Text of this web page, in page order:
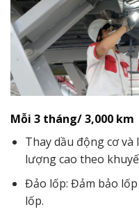
Mỗi 3 tháng/ 3,000 km
Thay dầu động cơ và
lượng cao theo
Đảo lốp: Đảm bảo
lốp.